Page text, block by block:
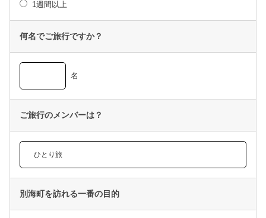
1週間以上
何名でご旅行ですか？
名
ご旅行のメンバーは？
別海町を訪れる一番の目的